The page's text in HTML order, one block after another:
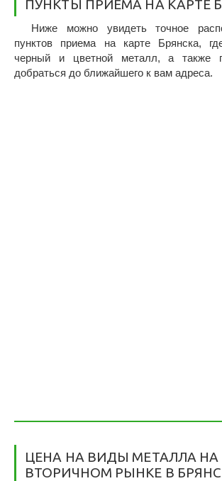
ПУНКТЫ ПРИЕМА НА КАРТЕ
Ниже можно увидеть точное
пунктов приема на карте Брянска,
черный и цветной металл, а также
добраться до ближайшего к вам адреса.
ЦЕНА НА ВИДЫ МЕТАЛЛА НА
ВТОРИЧНОМ РЫНКЕ В